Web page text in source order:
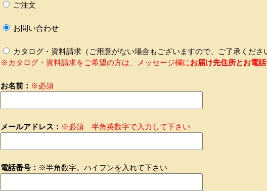
ご注文
お問い合わせ
カタログ・資料請求（ご用意がない場合もございますので、ご了承くださ
※カタログ・資料請求をご希望の方は、メッセージ欄にお届け先住所とお電
お名前： ※必須
メールアドレス： ※必須 半角英数字で入力して下さい
電話番号： ※半角数字。ハイフンを入れて下さい